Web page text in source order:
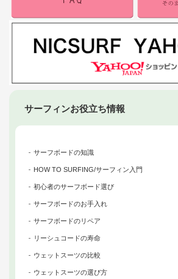
サーフィンお役立ち情報
サーフボードの知識
HOW TO SURFING/サーフィン入門
初心者のサーフボード選び
サーフボードのお手入れ
サーフボードのリペア
リーシュコードの寿命
ウェットスーツの比較
ウェットスーツの選び方